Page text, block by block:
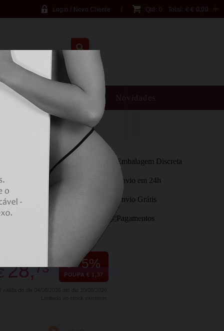
Login / Novo Cliente Qtd: 0 Total: € € 0,00
PESQUISA AVANÇADA
Brincadeiras Novidades
28,73 5%
POUPA € 1,37